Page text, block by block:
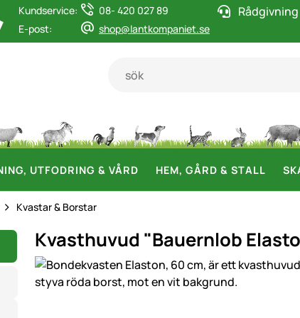
Kundservice:
08- 420 027 89
E-post:
shop@lantkompaniet.se
Rådgivning
UTFODRING & VÅRD HEM, GÅRD & STALL
Kvastar & Borstar
Kvasthuvud "Bauernlob
Produktgaleri